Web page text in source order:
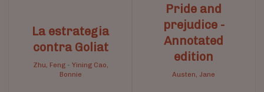
La estrategia
contra Goliat
Zhu, Feng- Yining Cao,
Bonnie
Pride and
prejudice -
Annotated
edition
Austen, Jane